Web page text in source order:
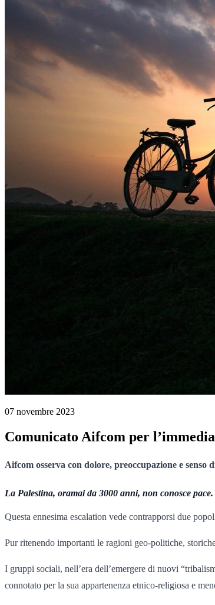
07 novembre 2023
Comunicato Aifcom per
Aifcom osserva con dolore, preoccupazione e
La Palestina, oramai da 3000 anni, non conosce pace.
Questa ennesima escalation vede contrapporsi due
Pur ritenendo importanti le ragioni geo-politiche,
I gruppi sociali, nell’era dell’emergere di nuovi
connotato per la sua appartenenza etnico-religiosa e